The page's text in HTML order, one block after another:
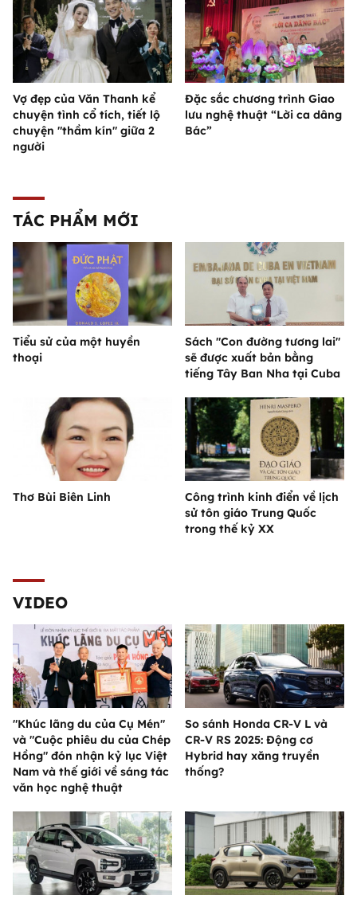
Vợ đẹp của Văn Thanh kể
chuyện tình cổ tích, tiết lộ
chuyện "thầm kín" giữa 2
người
Đặc sắc chương trình Giao
lưu nghệ thuật “Lời ca dâng
Bác”
TÁC PHẨM MỚI
Tiểu sử của một huyền
thoại
Sách "Con đường tương lai"
sẽ được xuất bản bằng
tiếng Tây Ban Nha tại Cuba
Thơ Bùi Biên Linh
Công trình kinh điển về lịch
sử tôn giáo Trung Quốc
trong thế kỷ XX
VIDEO
"Khúc lãng du của Cụ Mén"
và "Cuộc phiêu du của Chép
Hồng" đón nhận kỷ lục Việt
Nam và thế giới về sáng tác
văn học nghệ thuật
So sánh Honda CR-V L và
CR-V RS 2025: Động cơ
Hybrid hay xăng truyền
thống?